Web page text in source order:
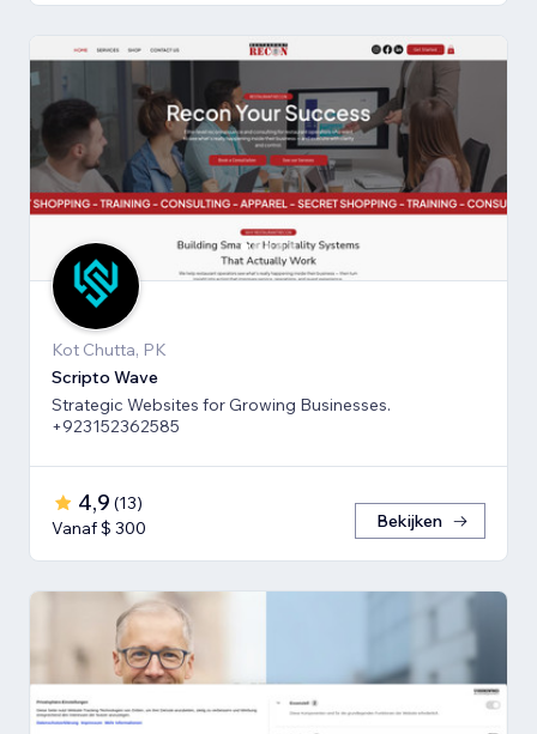
Kot Chutta, PK
Scripto Wave
Strategic Websites for Growing Businesses.
+923152362585
4,9 (13)
Vanaf $ 300
Bekijken